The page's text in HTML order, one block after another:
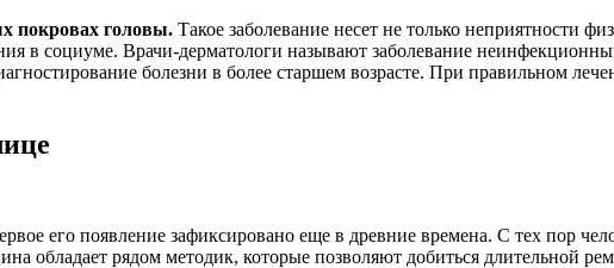
покровах головы. Такое заболевание несет не только неприятности
в социуме. Врачи-дерматологи называют заболевание
болезни в более старшем возрасте. При правильном
его появление зафиксировано еще в древние времена. С тех пор
обладает рядом методик, которые позволяют добиться длительной